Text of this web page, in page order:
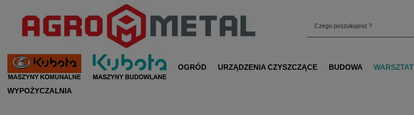
OGRÓD URZĄDZENIA CZYSZCZĄCE BUDOWA WARSZTAT
WYPOŻYCZALNIA